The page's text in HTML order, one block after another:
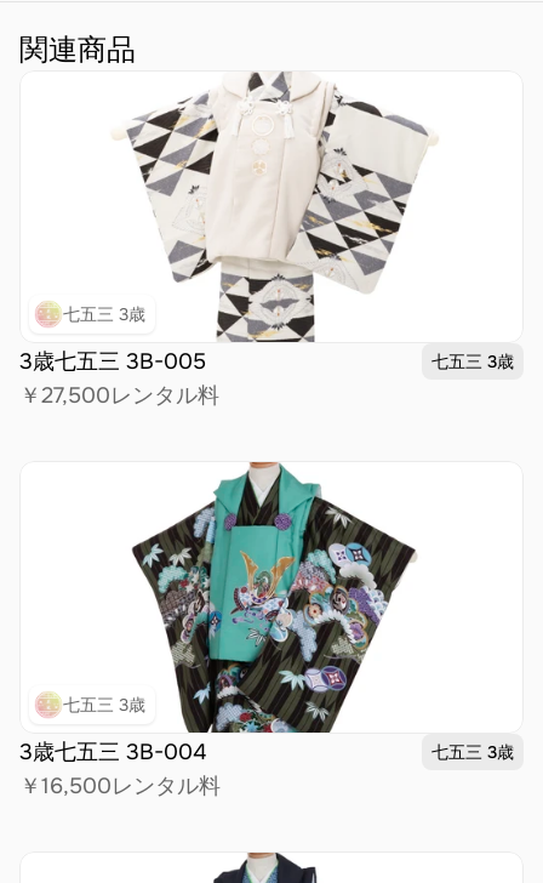
関連商品
七五三 3歳
3歳七五三 3B-005 七五三 3歳
￥27,500レンタル料
七五三 3歳
3歳七五三 3B-004 七五三 3歳
￥16,500レンタル料